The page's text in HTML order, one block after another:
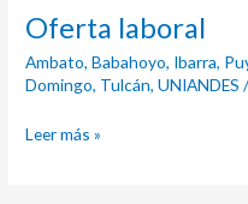
Oferta laboral
Ambato,Babahoyo, Ibarra,
Domingo, Tulcán,UNIANDES
Oferta
Leer más »